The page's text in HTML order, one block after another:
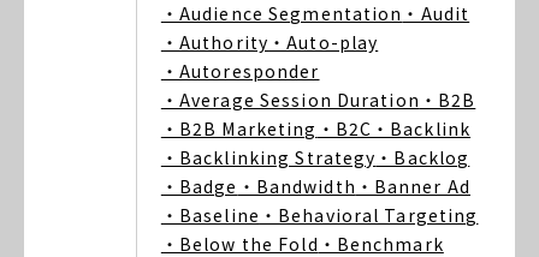
・Audience Segmentation ・Audit
・Authority ・Auto-play
・Autoresponder
・Average Session Duration ・B2B
・B2B Marketing ・B2C ・Backlink
・Backlinking Strategy ・Backlog
・Badge ・Bandwidth ・Banner Ad
・Baseline ・Behavioral Targeting
・Below the Fold ・Benchmark